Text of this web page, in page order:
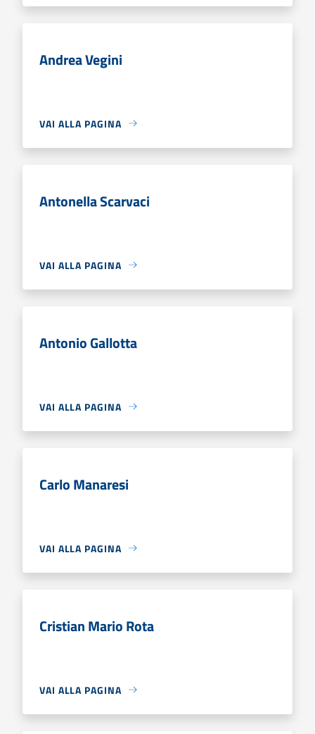
Andrea Vegini
VAI ALLA PAGINA
Antonella Scarvaci
VAI ALLA PAGINA
Antonio Gallotta
VAI ALLA PAGINA
Carlo Manaresi
VAI ALLA PAGINA
Cristian Mario Rota
VAI ALLA PAGINA